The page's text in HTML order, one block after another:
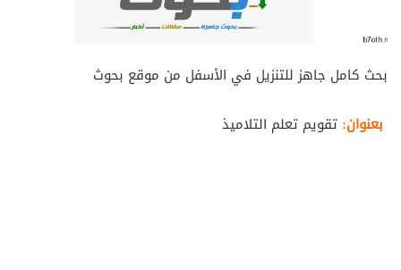
بحث كامل جاهز للتنزيل في الأسفل من موقع بحوث
بعنوان: تقويم تعلم التلاميذ